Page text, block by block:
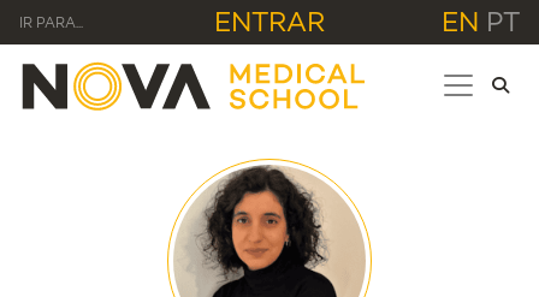
IR PARA... ENTRAR EN PT